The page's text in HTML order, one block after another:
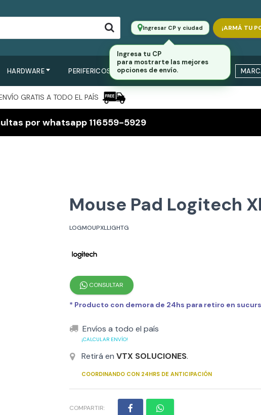
Ingresar CP y ciudad ¡ARMÁ TU
HARDWARE PERIFERICOS SERVIDORES / SWITCHS
GRATIS A TODO EL PAÍS
por whatsapp 116559-5929
Mouse Pad Logitech
LOGMOUPXLLIGHTG
CONSULTAR
* Producto con demora de 24hs para retiro en
Envíos a todo el país
¡CALCULAR ENVÍO!
Retirá en VTX SOLUCIONES.
COORDINANDO CON 24HRS DE ANTICIPACIÓN
COMPARTIR:
Ingresa tu CP
para mostrarte las mejores
opciones de envío.